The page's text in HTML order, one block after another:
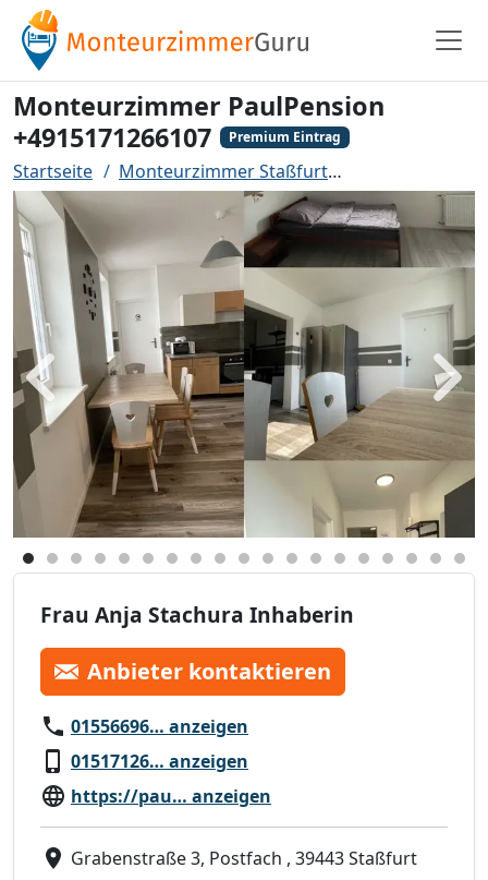
Monteurzimmer PaulPension
+4915171266107
Premium Eintrag
Startseite Monteurzimmer Staßfurt
Zurück
Frau Anja Stachura Inhaberin
Anbieter kontaktieren
01556696… anzeigen
01517126… anzeigen
https://pau… anzeigen
Grabenstraße 3, Postfach , 39443 Staßfurt